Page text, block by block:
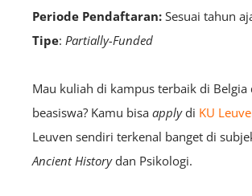
Periode Pendaftaran: Sesuai tahun
Tipe: Partially-Funded
Mau kuliah di kampus terbaik di Belgia
beasiswa? Kamu bisa applydi KU
Leuven sendiri terkenal banget di
Ancient Historydan Psikologi.